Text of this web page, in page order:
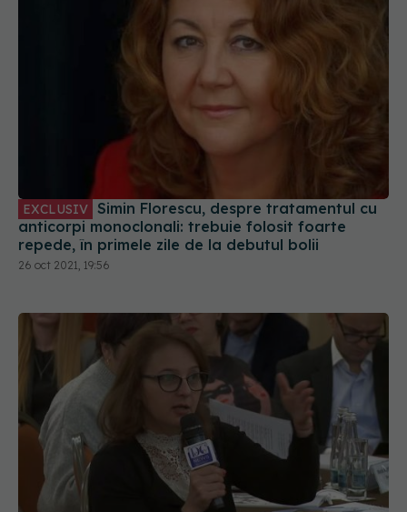
EXCLUSIV
anticorpi monoclonali: trebuie folosit foarte
repede, în primele zile de la debutul bolii
26 oct 2021, 19:56